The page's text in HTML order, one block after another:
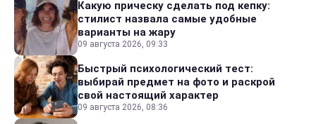
Какую прическу сделать под кепку:
стилист назвала самые удобные
варианты на жару
09 августа 2026, 09:33
Быстрый психологический тест:
выбирай предмет на фото и раскрой
свой настоящий характер
09 августа 2026, 08:36